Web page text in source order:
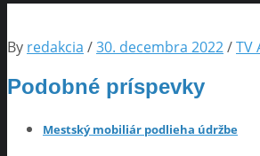
By redakcia /30. decembra 2022/TV
Podobné príspevky
Mestský mobiliár podlieha údržbe